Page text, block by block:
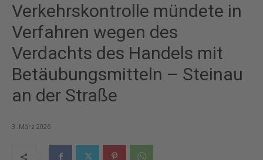
Verkehrskontrolle mündete in
Verfahren wegen des
Verdachts des Handels mit
Betäubungsmitteln – Steinau
an der Straße
3. März 2026